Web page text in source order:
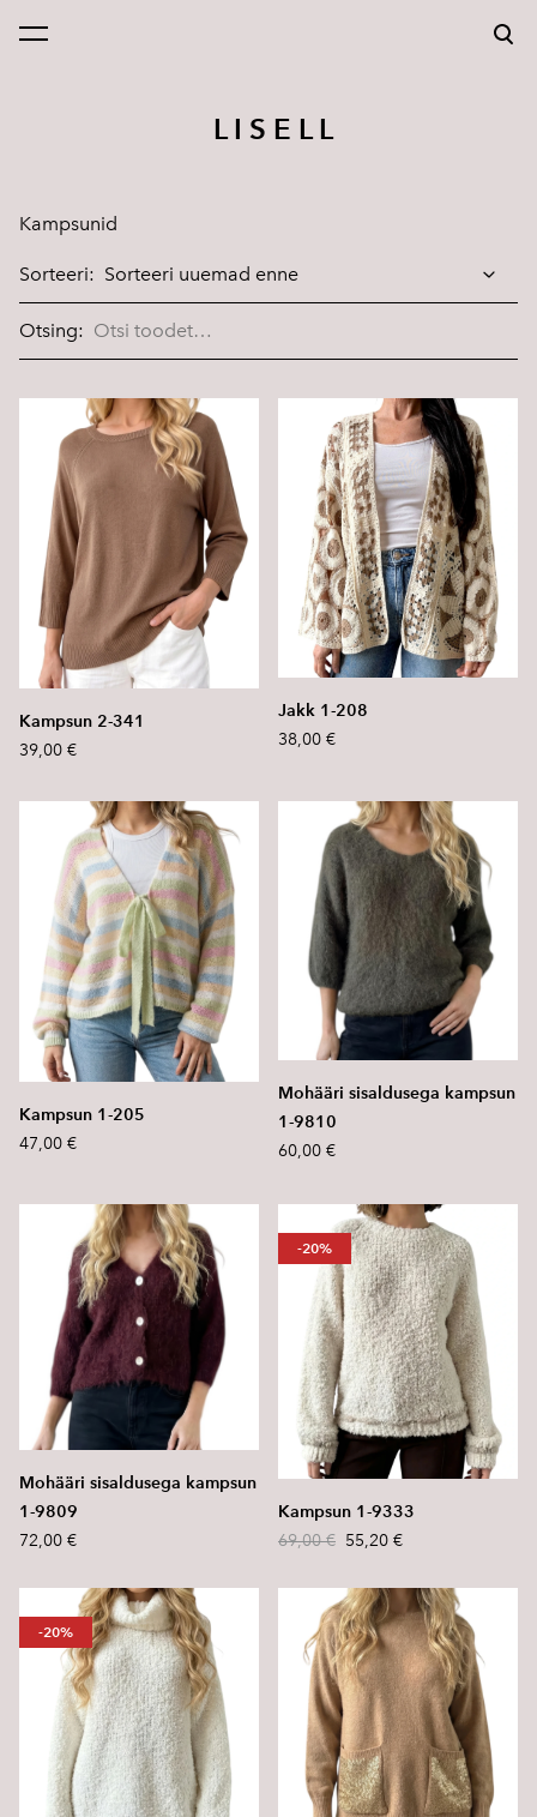
L I S E L L
lisati ostukorvi.
Kampsunid
Sorteeri:
Otsing:
Kampsun 2-341
39,00 €
Jakk 1-208
38,00 €
Kampsun 1-205
47,00 €
Mohääri sisaldusega kampsun
1-9810
60,00 €
Mohääri sisaldusega kampsun
1-9809
72,00 €
-20%
Kampsun 1-9333
69,00 € 55,20 €
-20%